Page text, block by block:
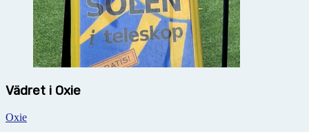
Vädret i Oxie
Oxie